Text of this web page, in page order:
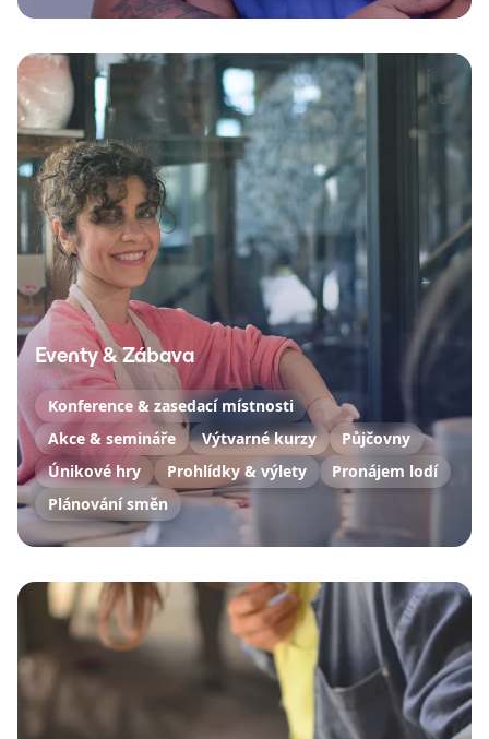
Eventy & Zábava
Konference & zasedací místnosti
Akce & semináře
Výtvarné kurzy
Půjčovny
Únikové hry
Prohlídky & výlety
Pronájem lodí
Plánování směn